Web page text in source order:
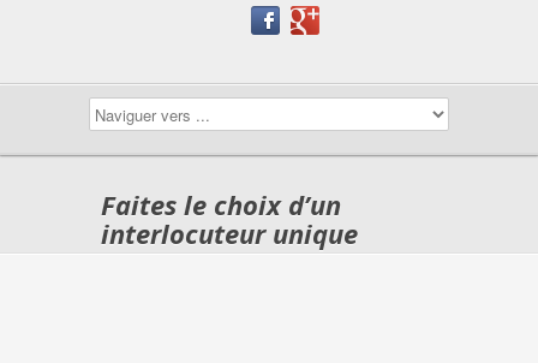
Faites le choix d’un
interlocuteur unique